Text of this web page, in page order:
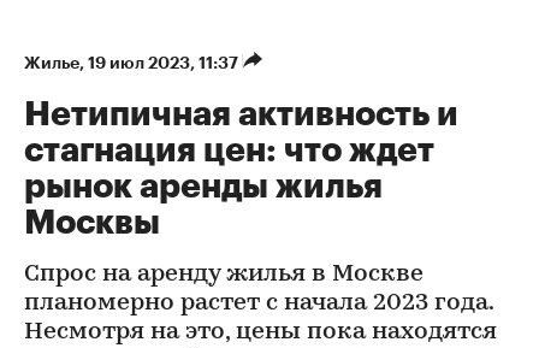
Жилье⁠, 19 июл 2023, 11:37
Нетипичная активность и
стагнация цен: что ждет
рынок аренды жилья
Москвы
Спрос на аренду жилья в Москве
планомерно растет с начала 2023 года.
Несмотря на это, цены пока находятся